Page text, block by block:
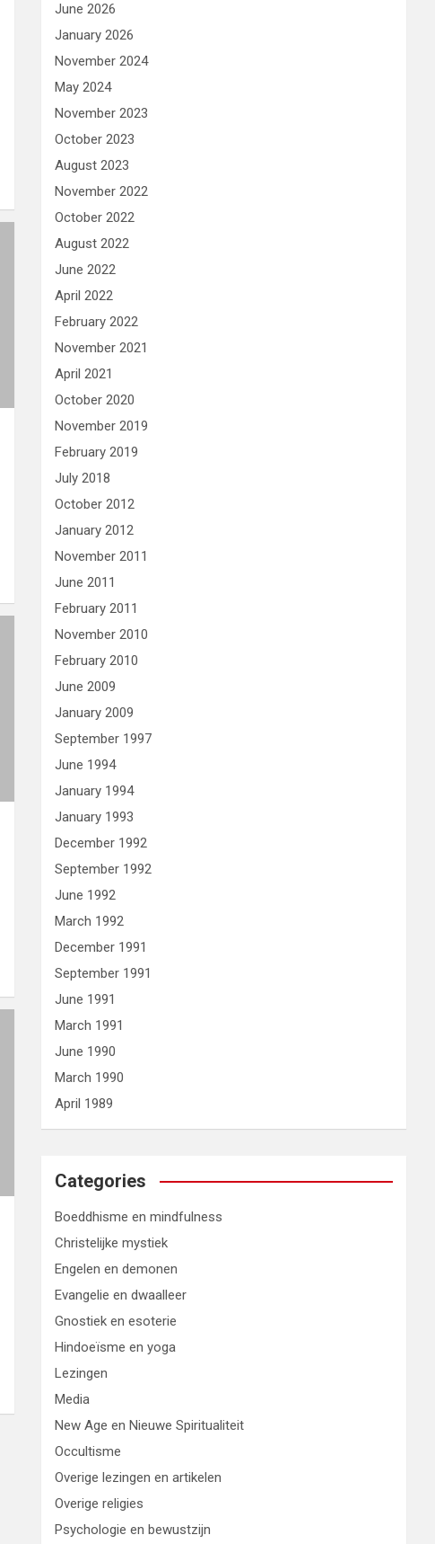
June 2026
January 2026
November 2024
May 2024
November 2023
October 2023
August 2023
November 2022
October 2022
August 2022
June 2022
April 2022
February 2022
November 2021
April 2021
October 2020
November 2019
February 2019
July 2018
October 2012
January 2012
November 2011
June 2011
February 2011
November 2010
February 2010
June 2009
January 2009
September 1997
June 1994
January 1994
January 1993
December 1992
September 1992
June 1992
March 1992
December 1991
September 1991
June 1991
March 1991
June 1990
March 1990
April 1989
Categories
Boeddhisme en mindfulness
Christelijke mystiek
Engelen en demonen
Evangelie en dwaalleer
Gnostiek en esoterie
Hindoeïsme en yoga
Lezingen
Media
New Age en Nieuwe Spiritualiteit
Occultisme
Overige lezingen en artikelen
Overige religies
Psychologie en bewustzijn